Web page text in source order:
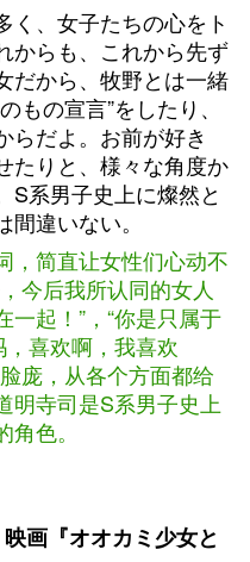
く、女子たちの心をト
からも、これから先ず
だから、牧野とは一緒
もの宣言”をしたり、
らだよ。お前が好き
たりと、様々な角度か
S系男子史上に燦然と
違いない。
，简直让女性们心动不
今后我所认同的女人
一起！”，“你是只属于
，喜欢啊，我喜欢
庞，从各个方面都给
明寺司是S系男子史上
色。
画『オオカミ少女と